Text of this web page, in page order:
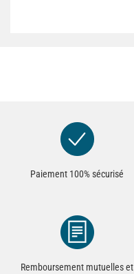
Paiement 100% sécurisé
Remboursement mutuelles et